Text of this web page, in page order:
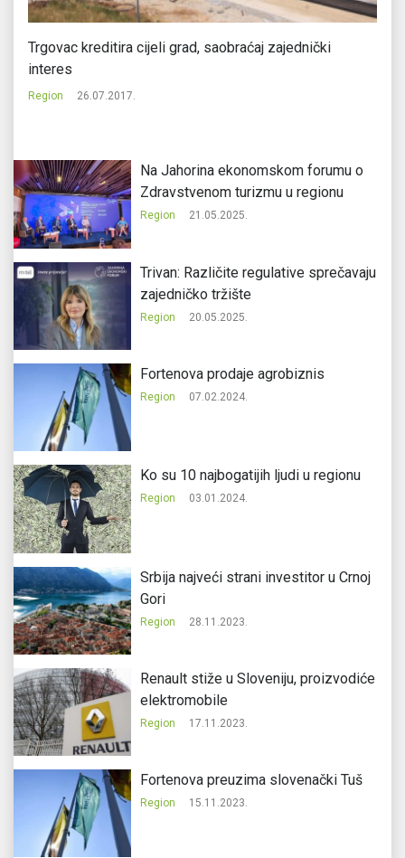
Trgovac kreditira cijeli grad, saobraćaj zajednički
interes
Region 26.07.2017.
Na Jahorina ekonomskom forumu o
Zdravstvenom turizmu u regionu
Region 21.05.2025.
Trivan: Različite regulative sprečavaju
zajedničko tržište
Region 20.05.2025.
Fortenova prodaje agrobiznis
Region 07.02.2024.
Ko su 10 najbogatijih ljudi u regionu
Region 03.01.2024.
Srbija najveći strani investitor u Crnoj
Gori
Region 28.11.2023.
Renault stiže u Sloveniju, proizvodiće
elektromobile
Region 17.11.2023.
Fortenova preuzima slovenački Tuš
Region 15.11.2023.